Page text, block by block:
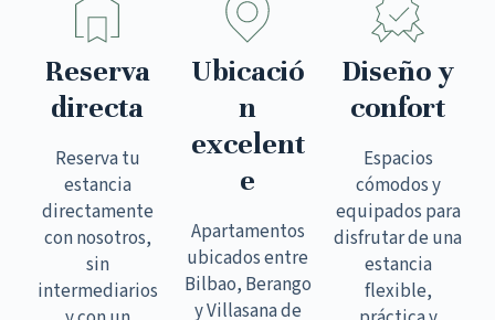
Reserva
directa
Reserva tu
estancia
directamente
con nosotros,
sin
intermediarios
Ubicació
n
excelent
e
Apartamentos
ubicados entre
Bilbao, Berango
y Villasana de
Diseño y
confort
Espacios
cómodos y
equipados para
disfrutar de una
estancia
flexible,